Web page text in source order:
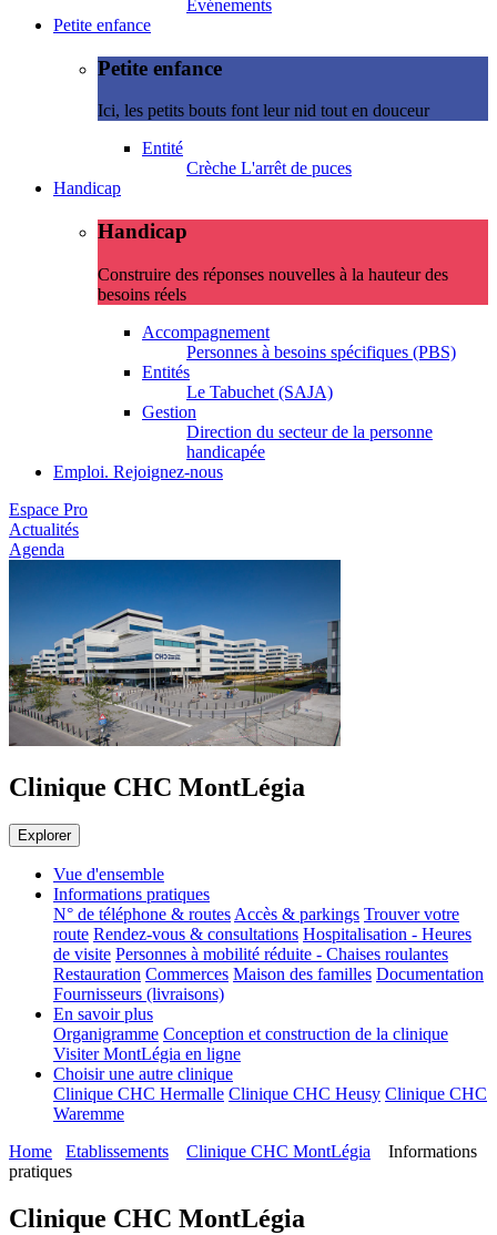
Evénements
Petite enfance
Petite enfance
Ici, les petits bouts font leur nid tout en douceur
Entité
Crèche L'arrêt de puces
Handicap
Handicap
Construire des réponses nouvelles à la hauteur des
besoins réels
Accompagnement
Personnes à besoins spécifiques (PBS)
Entités
Le Tabuchet (SAJA)
Gestion
Direction du secteur de la personne
handicapée
Emploi. Rejoignez-nous
Espace Pro
Actualités
Agenda
Clinique CHC MontLégia
Explorer
Vue d'ensemble
Informations pratiques
N° de téléphone & routesAccès & parkings Trouver votre
route Rendez-vous & consultations Hospitalisation - Heures
de visite Personnes à mobilité réduite - Chaises roulantes
Restauration Commerces Maison des familles Documentation
Fournisseurs (livraisons)
En savoir plus
Organigramme Conception et construction de la clinique
Visiter MontLégia en ligne
Choisir une autre clinique
Clinique CHC Hermalle Clinique CHC Heusy Clinique CHC
Waremme
Home
Etablissements Clinique CHC MontLégia
Informations
pratiques
Clinique CHC MontLégia